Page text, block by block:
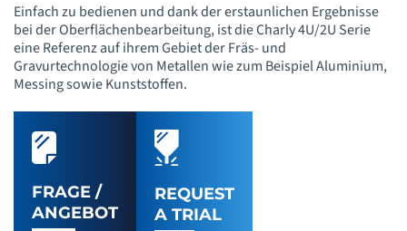
Einfach zu bedienen und dank der erstaunlichen Ergebnisse
bei der Oberflächenbearbeitung, ist die Charly 4U/2U Serie
eine Referenz auf ihrem Gebiet der Fräs- und
Gravurtechnologie von Metallen wie zum Beispiel Aluminium,
Messing sowie Kunststoffen.
FRAGE /
ANGEBOT
REQUEST
A TRIAL